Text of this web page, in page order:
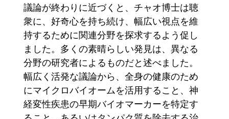
議論が終わりに近づくと、チャオ博士は聴
衆に、好奇心を持ち続け、幅広い視点を維
持するために関連分野を探求するよう促し
ました。多くの素晴らしい発見は、異なる
分野の研究者によるものだと述べました。
幅広く活発な議論から、全身の健康のため
にマイクロバイオームを活用すること、神
経変性疾患の早期バイオマーカーを特定す